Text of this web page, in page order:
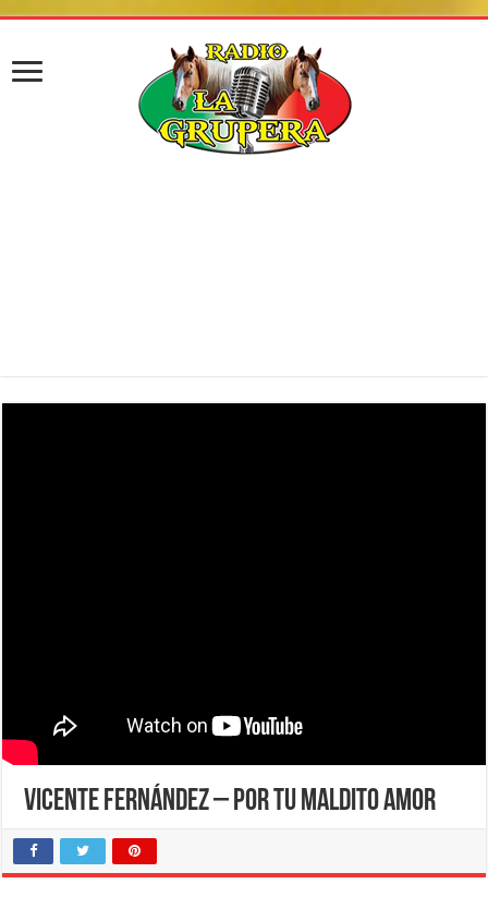
Vicente Fernández – Por Tu Maldito Amor